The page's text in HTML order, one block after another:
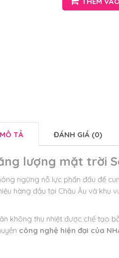
MÔ TẢ ĐÁNH GIÁ (0)
lượng mặt trời
ngừng nỗ lực phấn đấu để
hàng đầu tại Châu Âu và khu
không thu nhiệt được chế tạo
công nghệ hiện đại của